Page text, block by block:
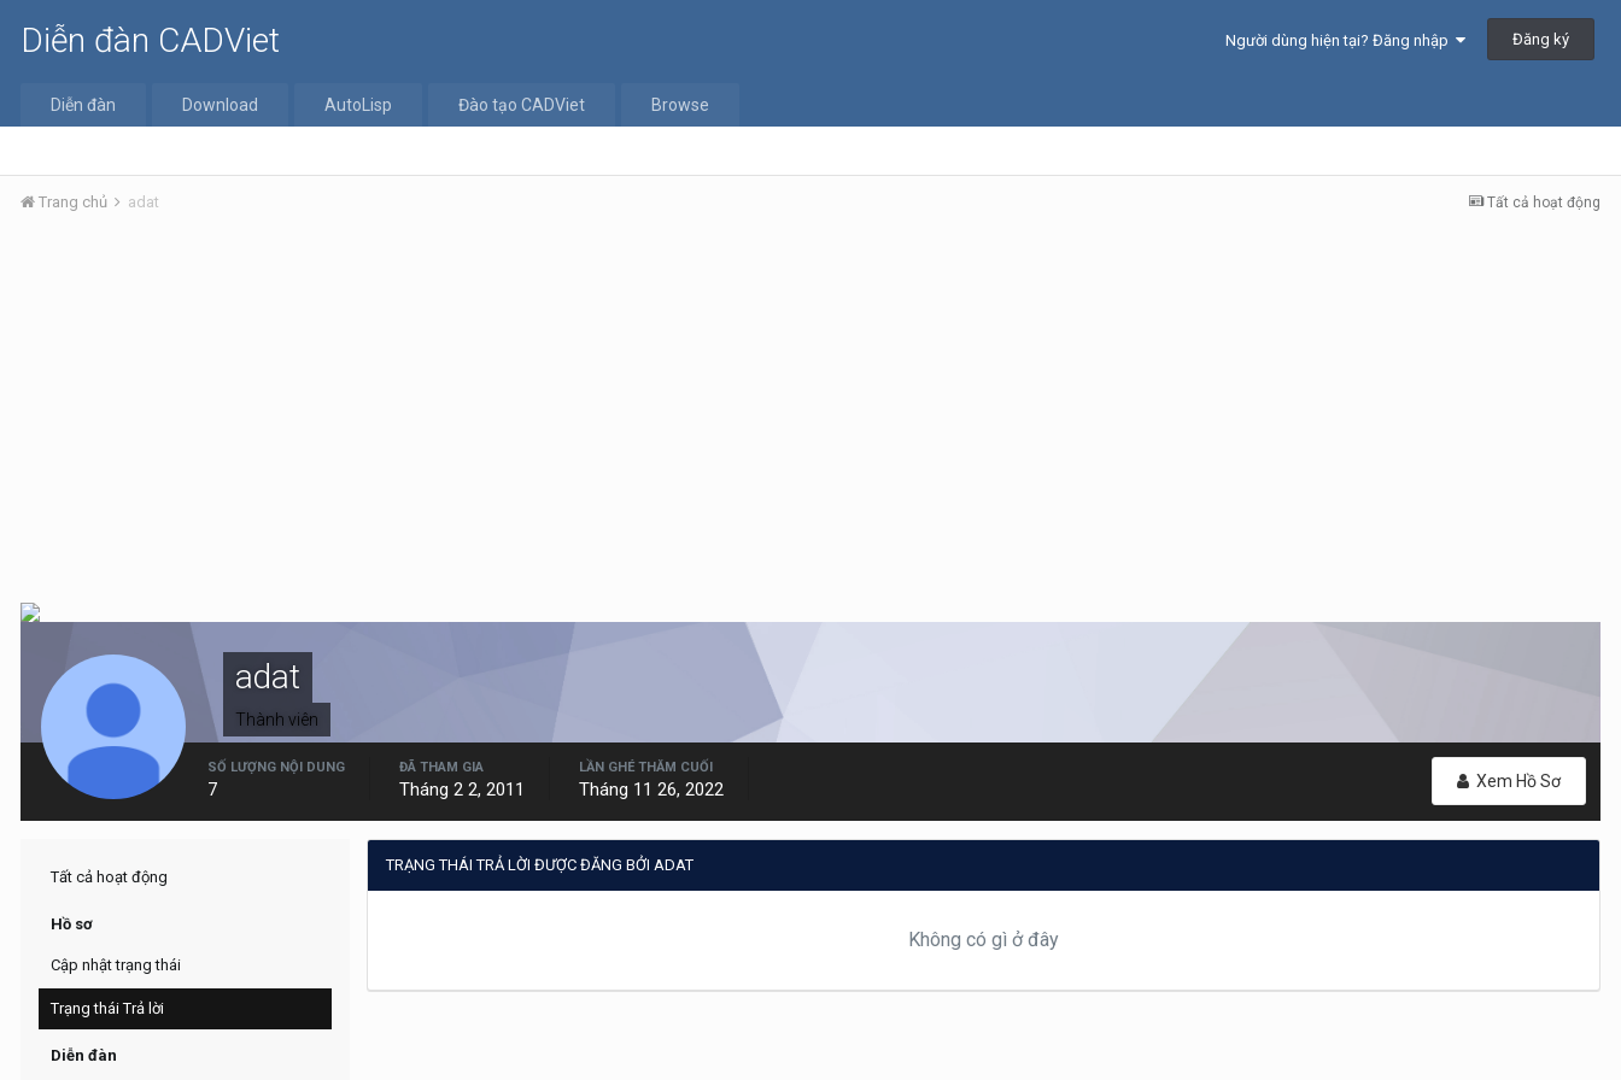
Diễn đàn CADViet Người dùng hiện tại? Đăng nhập Đăng ký
Diễn đàn Download AutoLisp Đào tạo CADViet Browse
Tất cả hoạt động
Trang chủ adat
adat
Thành viên
Xem Hồ Sơ
SỐ LƯỢNG NỘI DUNG
7
ĐÃ THAM GIA
Tháng 2 2, 2011
LẦN GHÉ THĂM CUỐI
Tháng 11 26, 2022
Tất cả hoạt động
Hồ sơ
Cập nhật trạng thái
Trạng thái Trả lời
Diễn đàn
TRẠNG THÁI TRẢ LỜI ĐƯỢC ĐĂNG BỞI ADAT
Không có gì ở đây